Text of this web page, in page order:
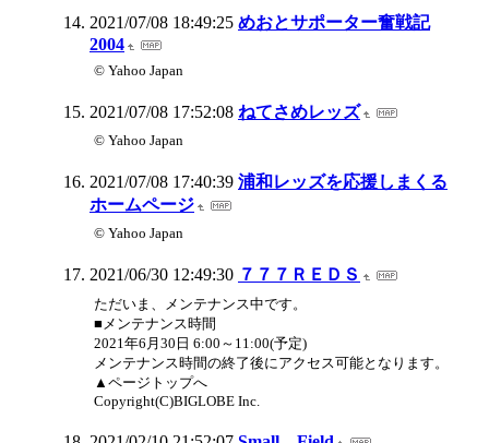
2021/07/08 18:49:25 めおとサポーター奮戦記
2004
© Yahoo Japan
2021/07/08 17:52:08 ねてさめレッズ
© Yahoo Japan
2021/07/08 17:40:39 浦和レッズを応援しまくる
ホームページ
© Yahoo Japan
2021/06/30 12:49:30 ７７７ＲＥＤＳ
ただいま、メンテナンス中です。
■メンテナンス時間
2021年6月30日 6:00～11:00(予定)
メンテナンス時間の終了後にアクセス可能となります。
▲ページトップへ
Copyright(C)BIGLOBE Inc.